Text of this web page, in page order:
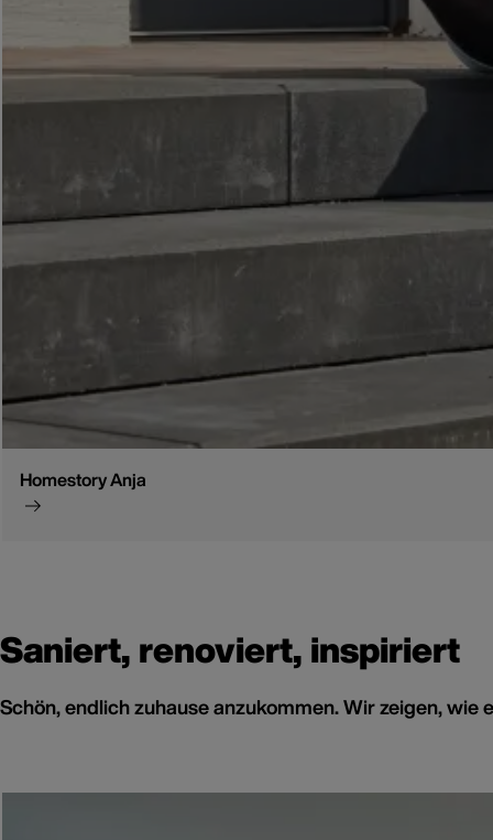
Homestory Anja
Saniert, renoviert, inspiriert
Schön, endlich zuhause anzukommen. Wir zeigen, wie